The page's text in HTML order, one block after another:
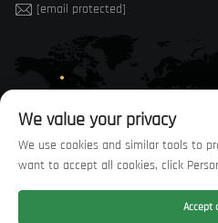
[email protected]
We value your privacy
We use cookies and similar tools to
want to accept all cookies, click
Accept